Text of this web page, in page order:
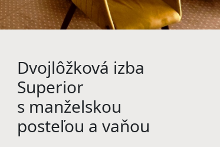
Dvojlôžková izba
Superior
s manželskou
posteľou a vaňou